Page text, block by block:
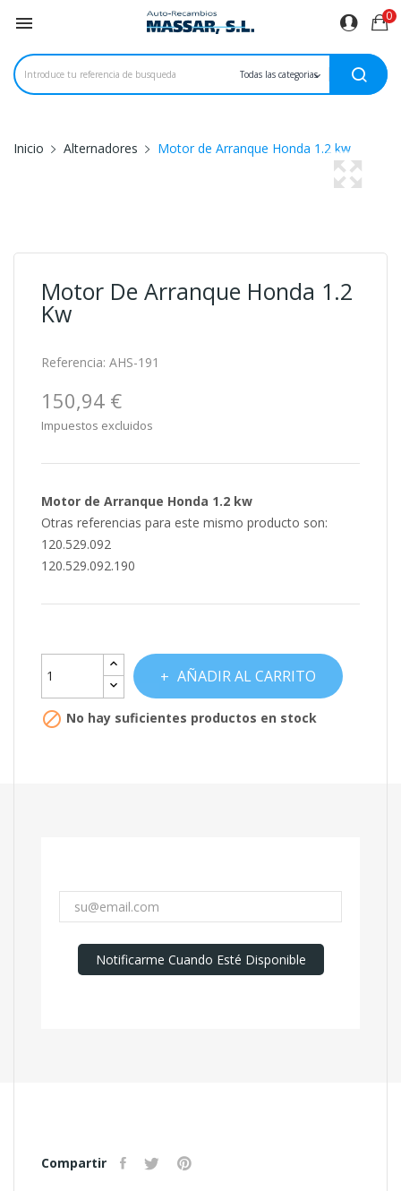
 0
Inicio Alternadores Motor de Arranque Honda 1.2 kw
Motor De Arranque Honda 1.2
Kw
Referencia: AHS-191
150,94 €
Impuestos excluidos
Motor de Arranque Honda 1.2 kw
Otras referencias para este mismo producto son:
120.529.092
120.529.092.190
AÑADIR AL CARRITO
 No hay suficientes productos en stock
Notificarme Cuando Esté Disponible
Compartir